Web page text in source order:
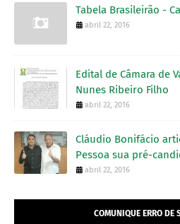
Tabela Brasileirão -
abril 22, 2016
Edital de Câmara de
Nunes Ribeiro Filho
abril 22, 2016
Cláudio Bonifácio
Pessoa sua pré-
abril 22, 2016
COMUNIQUE ERRO DE